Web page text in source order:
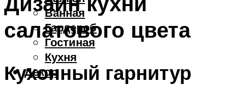
Ванная
Гардероб
Гостиная
Кухня
Декор
салатового цвета
Кухонный гарнитур